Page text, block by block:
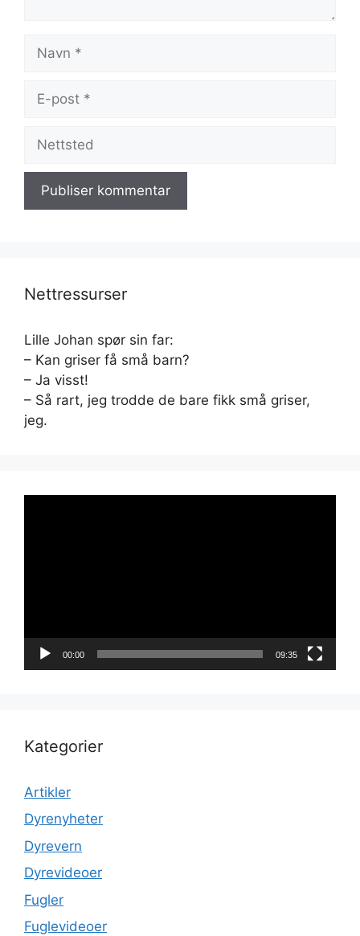
post
Nettressurser
Lille Johan spør sin far:
– Kan griser få små barn?
– Ja visst!
– Så rart, jeg trodde de bare fikk små griser,
jeg.
00:00 09:35
Kategorier
Artikler
Dyrenyheter
Dyrevern
Dyrevideoer
Fugler
Fuglevideoer